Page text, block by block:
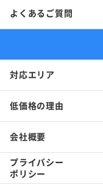
よくあるご質問
対応エリア
低価格の理由
会社概要
プライバシー
ポリシー